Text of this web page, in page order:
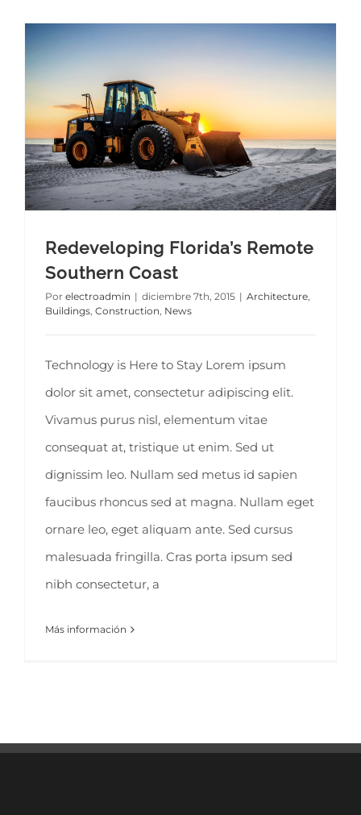
Redeveloping Florida’s Remote
Southern Coast
Por electroadmin | diciembre 7th, 2015 | Architecture,
Buildings, Construction, News
Technology is Here to Stay Lorem ipsum
dolor sit amet, consectetur adipiscing elit.
Vivamus purus nisl, elementum vitae
consequat at, tristique ut enim. Sed ut
dignissim leo. Nullam sed metus id sapien
faucibus rhoncus sed at magna. Nullam eget
ornare leo, eget aliquam ante. Sed cursus
malesuada fringilla. Cras porta ipsum sed
nibh consectetur, a
Más información